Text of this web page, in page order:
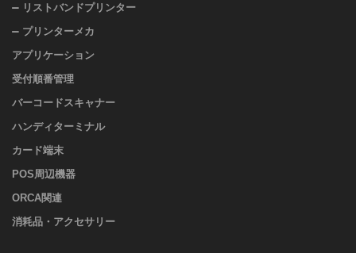
リストバンドプリンター
プリンターメカ
アプリケーション
受付順番管理
バーコードスキャナー
ハンディターミナル
カード端末
POS周辺機器
ORCA関連
消耗品・アクセサリー